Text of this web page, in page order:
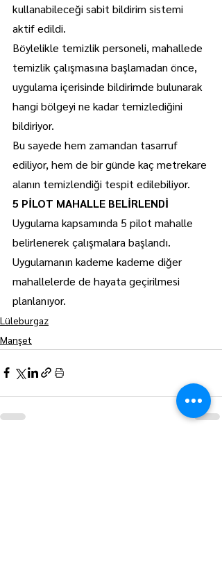
kullanabileceği sabit bildirim sistemi
aktif edildi.
Böylelikle temizlik personeli, mahallede
temizlik çalışmasına başlamadan önce,
uygulama içerisinde bildirimde bulunarak
hangi bölgeyi ne kadar temizlediğini
bildiriyor.
Bu sayede hem zamandan tasarruf
ediliyor, hem de bir günde kaç metrekare
alanın temizlendiği tespit edilebiliyor.
5 PİLOT MAHALLE BELİRLENDİ
Uygulama kapsamında 5 pilot mahalle
belirlenerek çalışmalara başlandı.
Uygulamanın kademe kademe diğer
mahallelerde de hayata geçirilmesi
planlanıyor.
Lüleburgaz
Manşet